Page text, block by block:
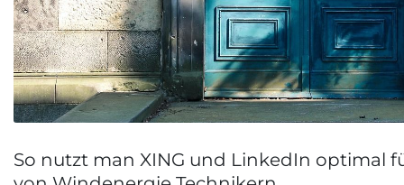
So nutzt man XING und LinkedIn optimal